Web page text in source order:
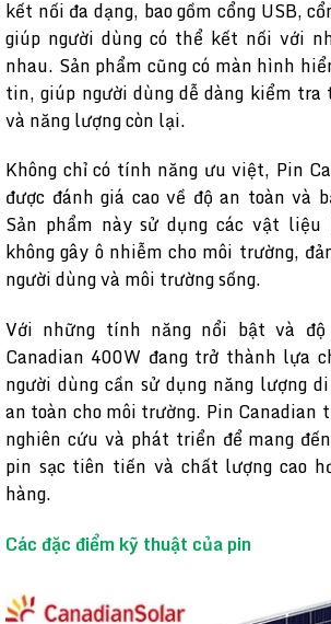
kết nối đa dạng, bao gồm cổng USB,
giúp người dùng có thể kết nối với
nhau. Sản phẩm cũng có màn hình
tin, giúp người dùng dễ dàng kiểm
và năng lượng còn lại.
Không chỉ có tính năng ưu việt, Pin
được đánh giá cao về độ an toàn và
Sản phẩm này sử dụng các vật liệu
không gây ô nhiễm cho môi trường,
người dùng và môi trường sống.
Với những tính năng nổi bật và
Canadian 400W đang trở thành lựa
người dùng cần sử dụng năng lượng
an toàn cho môi trường. Pin Canadian
nghiên cứu và phát triển để mang
pin sạc tiên tiến và chất lượng cao
hàng.
Các đặc điểm kỹ thuật của pin